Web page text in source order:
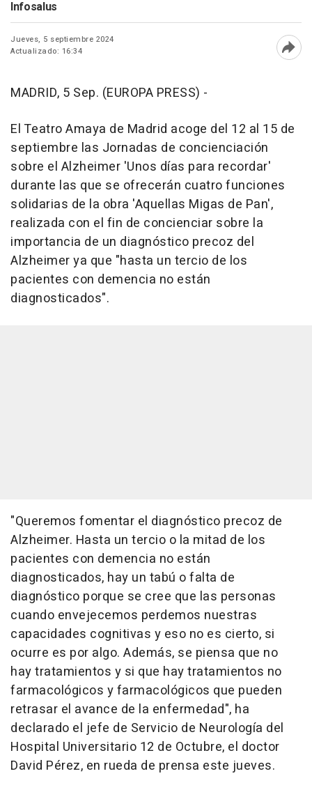
Infosalus
Jueves, 5 septiembre 2024
Actualizado: 16:34
MADRID, 5 Sep. (EUROPA PRESS) -
El Teatro Amaya de Madrid acoge del 12 al 15 de
septiembre las Jornadas de concienciación
sobre el Alzheimer 'Unos días para recordar'
durante las que se ofrecerán cuatro funciones
solidarias de la obra 'Aquellas Migas de Pan',
realizada con el fin de concienciar sobre la
importancia de un diagnóstico precoz del
Alzheimer ya que "hasta un tercio de los
pacientes con demencia no están
diagnosticados".
"Queremos fomentar el diagnóstico precoz de
Alzheimer. Hasta un tercio o la mitad de los
pacientes con demencia no están
diagnosticados, hay un tabú o falta de
diagnóstico porque se cree que las personas
cuando envejecemos perdemos nuestras
capacidades cognitivas y eso no es cierto, si
ocurre es por algo. Además, se piensa que no
hay tratamientos y si que hay tratamientos no
farmacológicos y farmacológicos que pueden
retrasar el avance de la enfermedad", ha
declarado el jefe de Servicio de Neurología del
Hospital Universitario 12 de Octubre, el doctor
David Pérez, en rueda de prensa este jueves.